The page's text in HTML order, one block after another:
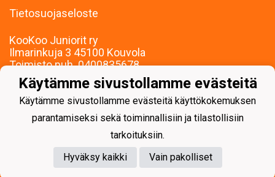
Tietosuojaseloste
KooKoo Juniorit ry
Ilmarinkuja 3 45100 Kouvola
Toimisto puh. 0400835678
mari.palojarvi@kookoojuniorit.fi
Toimisto palvelee:
Ma-To klo 9-15
Muina aikoina sopimuksen mukaan.
Käytämme sivustollamme evästeitä
Käytämme sivustollamme evästeitä käyttökokemuksen
parantamiseksi sekä toiminnallisiin ja tilastollisiin
tarkoituksiin.
Hyväksy kaikki
Vain pakolliset